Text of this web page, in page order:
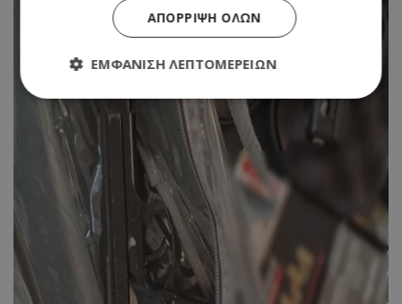
ΑΠΌΡΡΙΨΗ ΌΛΩΝ
ΕΜΦΆΝΙΣΗ ΛΕΠΤΟΜΕΡΕΙΏΝ
Απολύτως απαραίτητα
Απόδοσης
Στόχευσης
Λειτουργικότητας
Μη ταξινομημένα
Τα απολύτως απαραίτητα cookies επιτρέπουν
βασικές λειτουργίες του ιστότοπου, όπως τη
σύνδεση χρήστη και τη διαχείριση λογαριασμού.
Ο ιστότοπος δεν μπορεί να χρησιμοποιηθεί σωστά
χωρίς τα απολύτως απαραίτητα cookies.